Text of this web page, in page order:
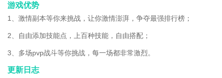
游戏优势
1、激情副本等你来挑战，让你激情澎湃，争夺最强排行榜；
2、自由添加技能点，上百种技能，自由搭配；
3、多场pvp战斗等你挑战，每一场都非常激烈。
更新日志